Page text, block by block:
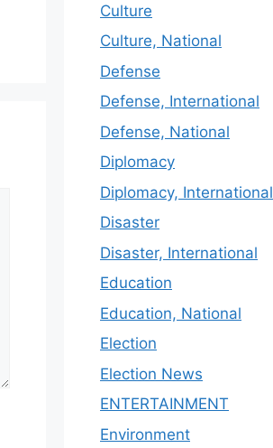
Culture
Culture, National
Defense
Defense, International
Defense, National
Diplomacy
Diplomacy, International
Disaster
Disaster, International
Education
Education, National
Election
Election News
ENTERTAINMENT
Environment